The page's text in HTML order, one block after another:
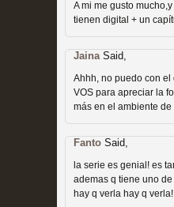
Taboo es
miniserie
MOLTISANTI
Recomendación de la
A mi me gusto
tienen digital + un
Jaina Said,
Ahhh, no puedo con
VOS para apreciar la
más en el ambiente de
Fanto Said,
la serie es genial! es
ademas q tiene uno
hay q verla hay q